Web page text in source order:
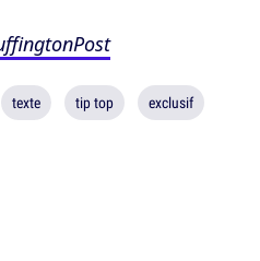
texte tip top exclusif